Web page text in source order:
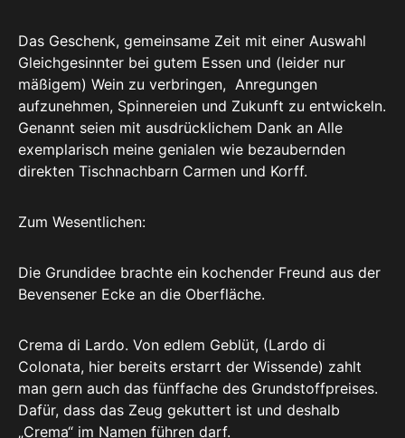
Das Geschenk, gemeinsame Zeit mit einer Auswahl
Gleichgesinnter bei gutem Essen und (leider nur
mäßigem) Wein zu verbringen, Anregungen
aufzunehmen, Spinnereien und Zukunft zu entwickeln.
Genannt seien mit ausdrücklichem Dank an Alle
exemplarisch meine genialen wie bezaubernden
direkten Tischnachbarn Carmen und Korff.
Zum Wesentlichen:
Die Grundidee brachte ein kochender Freund aus der
Bevensener Ecke an die Oberfläche.
Crema di Lardo. Von edlem Geblüt, (Lardo di
Colonata, hier bereits erstarrt der Wissende) zahlt
man gern auch das fünffache des Grundstoffpreises.
Dafür, dass das Zeug gekuttert ist und deshalb
„Crema“ im Namen führen darf.